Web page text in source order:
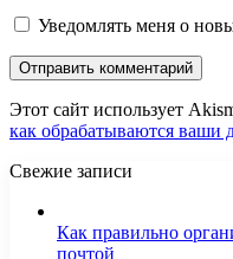
Уведомлять меня о
Этот сайт использует
как обрабатываются ваши
Свежие записи
Как правильно
почтой